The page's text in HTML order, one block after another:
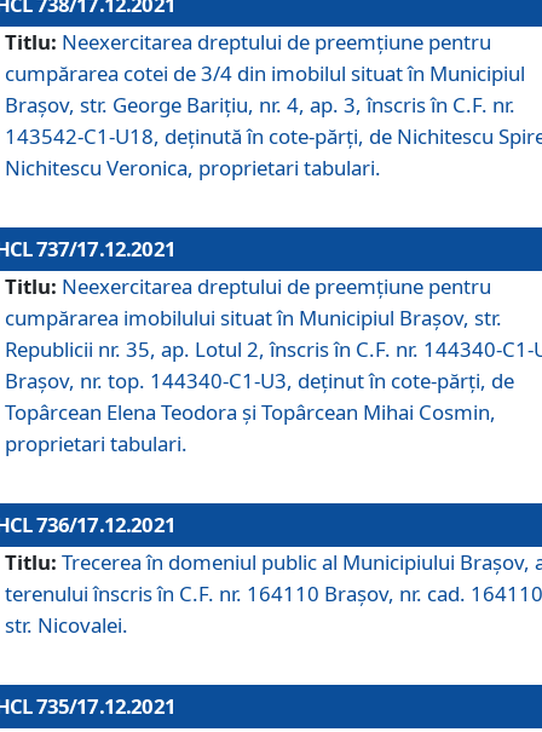
Titlu: Neexercitarea dreptului de preemţiune pentru
cumpărarea cotei de 3/4 din imobilul situat în Municipiul
Braşov, str. George Barițiu, nr. 4, ap. 3, înscris în C.F. nr.
143542-C1-U18, deținută în cote-părți, de Nichitescu
Nichitescu Veronica, proprietari tabulari.
737/17.12.2021
Titlu: Neexercitarea dreptului de preemţiune pentru
cumpărarea imobilului situat în Municipiul Braşov, str.
Republicii nr. 35, ap. Lotul 2, înscris în C.F. nr. 144340-C1-
Brașov, nr. top. 144340-C1-U3, deținut în cote-părți, de
Topârcean Elena Teodora și Topârcean Mihai Cosmin,
proprietari tabulari.
736/17.12.2021
Titlu: Trecerea în domeniul public al Municipiului Braşov,
terenului înscris în C.F. nr. 164110 Brașov, nr. cad.
str. Nicovalei.
735/17.12.2021